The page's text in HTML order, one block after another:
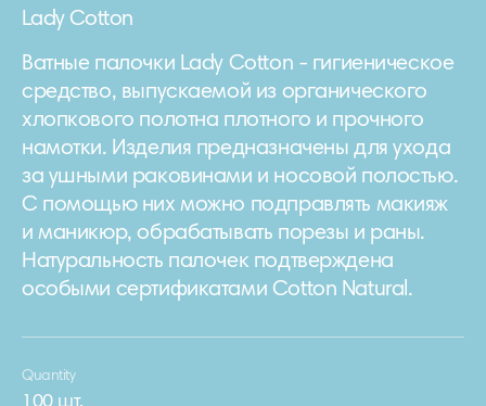
Lady Cotton
Ватные палочки Lady Cotton - гигиеническое
средство, выпускаемой из органического
хлопкового полотна плотного и прочного
намотки. Изделия предназначены для ухода
за ушными раковинами и носовой полостью.
С помощью них можно подправлять макияж
и маникюр, обрабатывать порезы и раны.
Натуральность палочек подтверждена
особыми сертификатами Cotton Natural.
Quantity